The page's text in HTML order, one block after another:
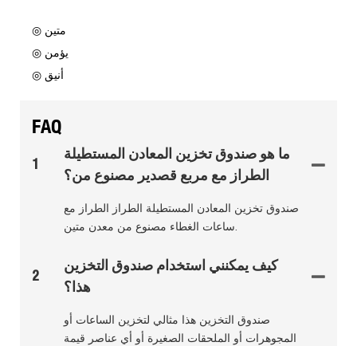
◎ يؤمن
◎ أنيق
FAQ
1
ما هو صندوق تخزين المعادن المستطيلة
الطراز مع مربع قصدير مصنوع من؟
صندوق تخزين المعادن المستطيلة الطراز الطراز مع
ساعات الغطاء مصنوع من معدن متين.
2
كيف يمكنني استخدام صندوق التخزين
هذا؟
صندوق التخزين هذا مثالي لتخزين الساعات أو
المجوهرات أو الملحقات الصغيرة أو أي عناصر قيمة